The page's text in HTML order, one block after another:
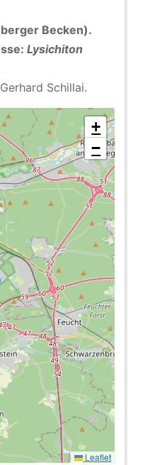
Becken).
Lysichiton
Schillai.
+
−
Leaflet